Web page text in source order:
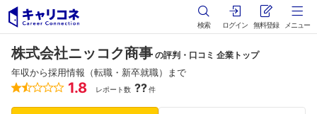
検索 ログイン 無料登録 メニュー
株式会社ニッコク商事 の評判・口コミ 企業トップ
年収から採用情報（転職・新卒就職）まで
1.8 レポート数 ??件